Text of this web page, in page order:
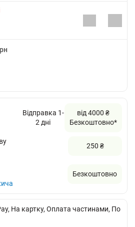
Відправка 1-
2 дні
від 4000 ₴
Безкоштовно*
250 ₴
Безкоштовно
На картку, Оплата частинами, По